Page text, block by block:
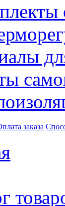
заказа